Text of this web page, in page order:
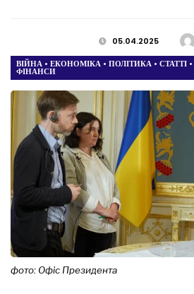
05.04.2025
ВІЙНА • ЕКОНОМІКА • ПОЛІТИКА • СТАТТІ •
ФІНАНСИ
фото: Офіс Президента